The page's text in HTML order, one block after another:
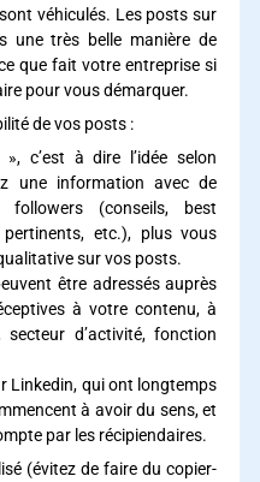
véhiculés. Les posts sur
une très belle manière de
que fait votre entreprise si
pour vous démarquer.
de vos posts :
c’est à dire l’idée selon
une information avec de
(conseils, best
etc.), plus vous
sur vos posts.
être adressés auprès
à votre contenu, à
d’activité, fonction
Linkedin, qui ont longtemps
à avoir du sens, et
par les récipiendaires.
(évitez de faire du copier-